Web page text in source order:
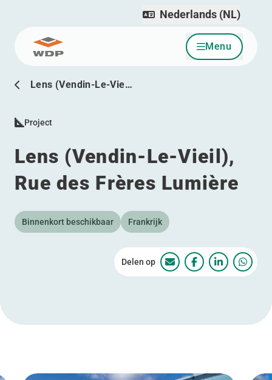
Ga naar inhoud Menu
Nederlands (NL)
Lens (Vendin-Le-Vie…
Project
Lens (Vendin-Le-Vieil),
Rue des Frères Lumière
Binnenkort beschikbaar Frankrijk
Delen op Lens (Vendin-Le-
Lens (Vendin-
Lens Lens